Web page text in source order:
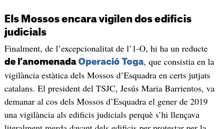
Els Mossos encara vigilen dos edificis
judicials
Finalment, de l’excepcionalitat de l’1-O, hi ha un reducte
de l’anomenada Operació Toga, que consistia en la
vigilància estàtica dels Mossos d’Esquadra en certs jutjats
catalans. El president del TSJC, Jesús Maria Barrientos, va
demanar al cos dels Mossos d’Esquadra el gener de 2019
una vigilància als edificis judicials perquè s’hi llençava